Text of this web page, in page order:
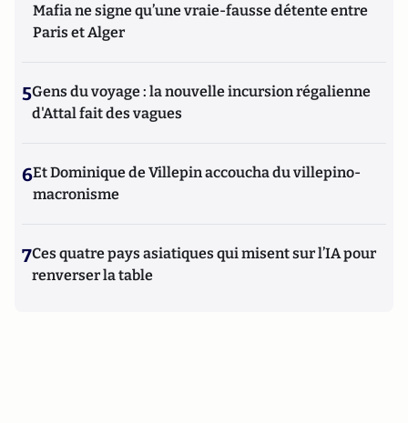
Mafia ne signe qu’une vraie-fausse détente entre
Paris et Alger
5Gens du voyage : la nouvelle incursion régalienne
d'Attal fait des vagues
6Et Dominique de Villepin accoucha du villepino-
macronisme
7Ces quatre pays asiatiques qui misent sur l’IA pour
renverser la table